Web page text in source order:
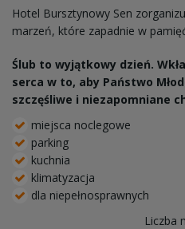
Hotel Bursztynowy Sen
marzeń, które zapadnie w
Ślub to wyjątkowy dzień.
serca w to, aby Państwo
szczęśliwe i niezapomniane
miejsca noclegowe
parking
kuchnia
klimatyzacja
dla niepełnosprawnych
Liczba